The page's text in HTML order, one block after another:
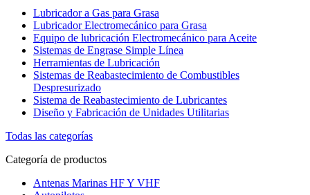
Lubricador a Gas para Grasa
Lubricador Electromecánico para Grasa
Equipo de lubricación Electromecánico para Aceite
Sistemas de Engrase Simple Línea
Herramientas de Lubricación
Sistemas de Reabastecimiento de Combustibles
Despresurizado
Sistema de Reabastecimiento de Lubricantes
Diseño y Fabricación de Unidades Utilitarias
Todas las categorías
Categoría de productos
Antenas Marinas HF Y VHF